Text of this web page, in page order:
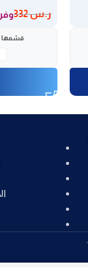
ر.س332 وفر 35 ر.س
قسّمها